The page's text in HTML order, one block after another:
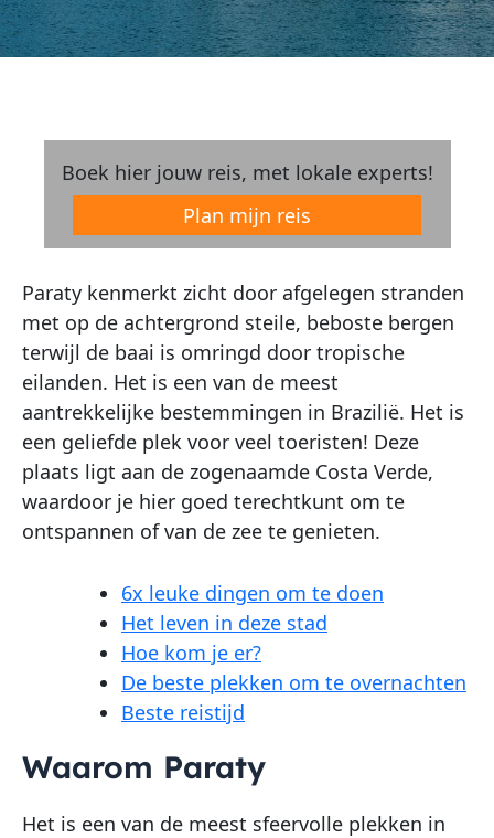
Boek hier jouw reis, met lokale experts!
Plan mijn reis
Paraty kenmerkt zicht door afgelegen stranden
met op de achtergrond steile, beboste bergen
terwijl de baai is omringd door tropische
eilanden. Het is een van de meest
aantrekkelijke bestemmingen in Brazilië. Het is
een geliefde plek voor veel toeristen! Deze
plaats ligt aan de zogenaamde Costa Verde,
waardoor je hier goed terechtkunt om te
ontspannen of van de zee te genieten.
6x leuke dingen om te doen
Het leven in deze stad
Hoe kom je er?
De beste plekken om te overnachten
Beste reistijd
Waarom Paraty
Het is een van de meest sfeervolle plekken in